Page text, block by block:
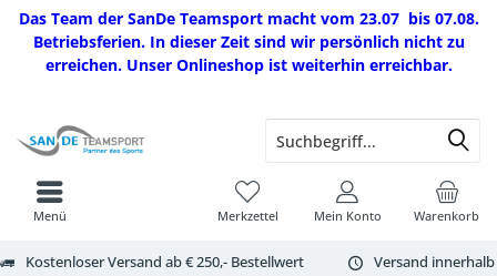
Das Team der SanDe Teamsport macht vom 23.07 bis 07.08.
Betriebsferien. In dieser Zeit sind wir persönlich nicht zu
erreichen. Unser Onlineshop ist weiterhin erreichbar.
Kostenloser Versand ab € 250,- Bestellwert Versand
Warenkorb
Merkzettel Mein Konto
Menü